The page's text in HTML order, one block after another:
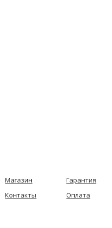
Магазин Гарантия
Контакты
Оплата